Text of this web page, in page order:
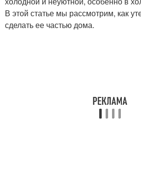
В этой статье мы рассмотрим, как
сделать ее частью дома.